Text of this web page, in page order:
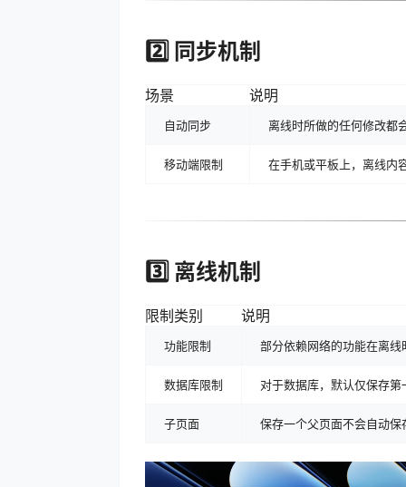
2️⃣ 同步机制
场景 说明
自动同步 离线时所做的任何修改都
移动端限制 在手机或平板上，离线内
3️⃣ 离线机制
限制类别 说明
功能限制 部分依赖网络的功能在离
数据库限制 对于数据库，默认仅保存第
子页面 保存一个父页面不会自动保